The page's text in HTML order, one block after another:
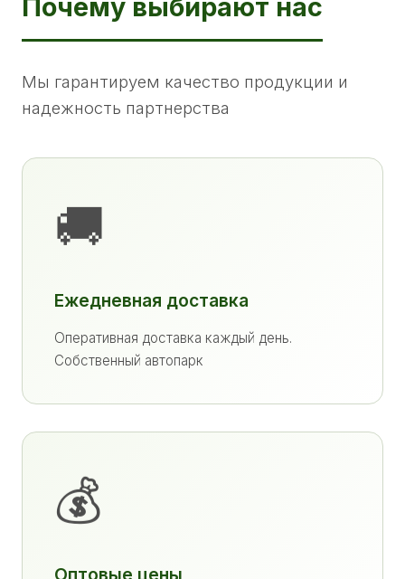
Почему выбирают нас
Мы гарантируем качество продукции и
надежность партнерства
🚚
Ежедневная доставка
Оперативная доставка каждый день.
Собственный автопарк
💰
Оптовые цены